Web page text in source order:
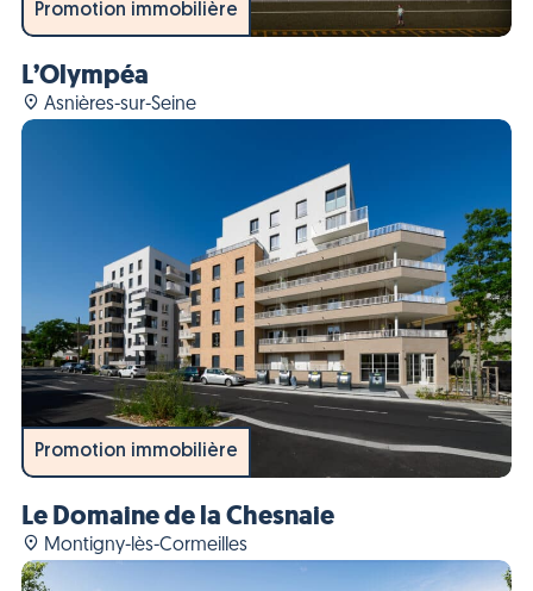
Promotion immobilière
L’Olympéa
Asnières-sur-Seine
Promotion immobilière
Le Domaine de la Chesnaie
Montigny-lès-Cormeilles